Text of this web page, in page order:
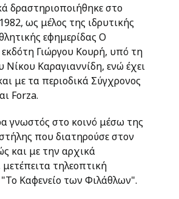
δραστηριοποιήθηκε στο
ως μέλος της ιδρυτικής
εφημερίδας Ο
Γιώργου Κουρή, υπό τη
Νίκου Καραγιαννίδη, ενώ έχει
με τα περιοδικά Σύγχρονος
Forza.
γνωστός στο κοινό μέσω της
που διατηρούσε στον
και με την αρχικά
τηλεοπτική
Καφενείο των Φιλάθλων".